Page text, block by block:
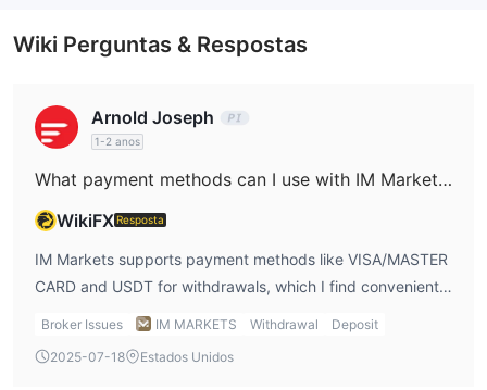
em dinheiro e transfiram para seus cartões bancários pessoais,
Wiki Perguntas & Respostas
Arnold Joseph
1-2 anos
What payment methods can I use with IM Markets?
WikiFX Resposta
IM Markets supports payment methods like VISA/MASTER
CARD and USDT for withdrawals, which I find convenient.
However, I would have liked to see more payment options
I need to factor into my decisions when transferring funds.
Broker Issues IM MARKETS Withdrawal
Deposit
2025-07-18
Estados Unidos